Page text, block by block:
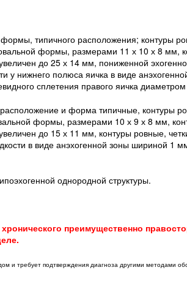
типичного расположения; контуры
формы, размерами 11 х 10 х 8 мм,
до 25 х 14 мм, пониженной
у нижнего полюса яичка в виде
сплетения правого яичка
и форма типичные, контуры
формы, размерами 10 х 9 х 8 мм,
до 15 х 11 мм, контуры ровные,
в виде анэхогенной зоны шириной 1
однородной структуры.
преимущественно
и требует подтверждения диагноза другими методами